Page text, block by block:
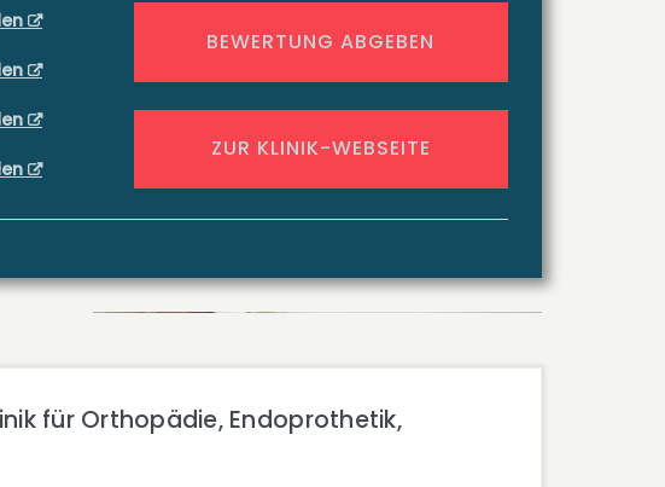
BEWERTUNG ABGEBEN
ZUR KLINIK-WEBSEITE
für Orthopädie, Endoprothetik,